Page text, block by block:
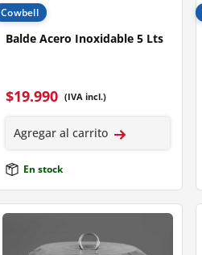
Cowbell
Balde Acero Inoxidable 5 Lts
$19.990 (IVA incl.)
Agregar al carrito
En stock